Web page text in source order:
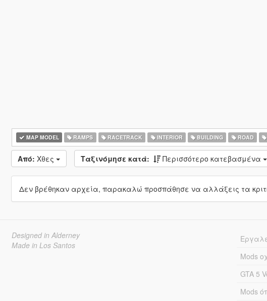
MAP MODEL RAMPS RACETRACK INTERIOR BUILDING ROAD
Από: Χθες Ταξινόμησε κατά: Περισσότερο κατεβασμένα
Δεν βρέθηκαν αρχεία, παρακαλώ προσπάθησε να αλλάξεις τα
Designed in Alderney
Made in Los Santos
Mods
GTA 5
Mods